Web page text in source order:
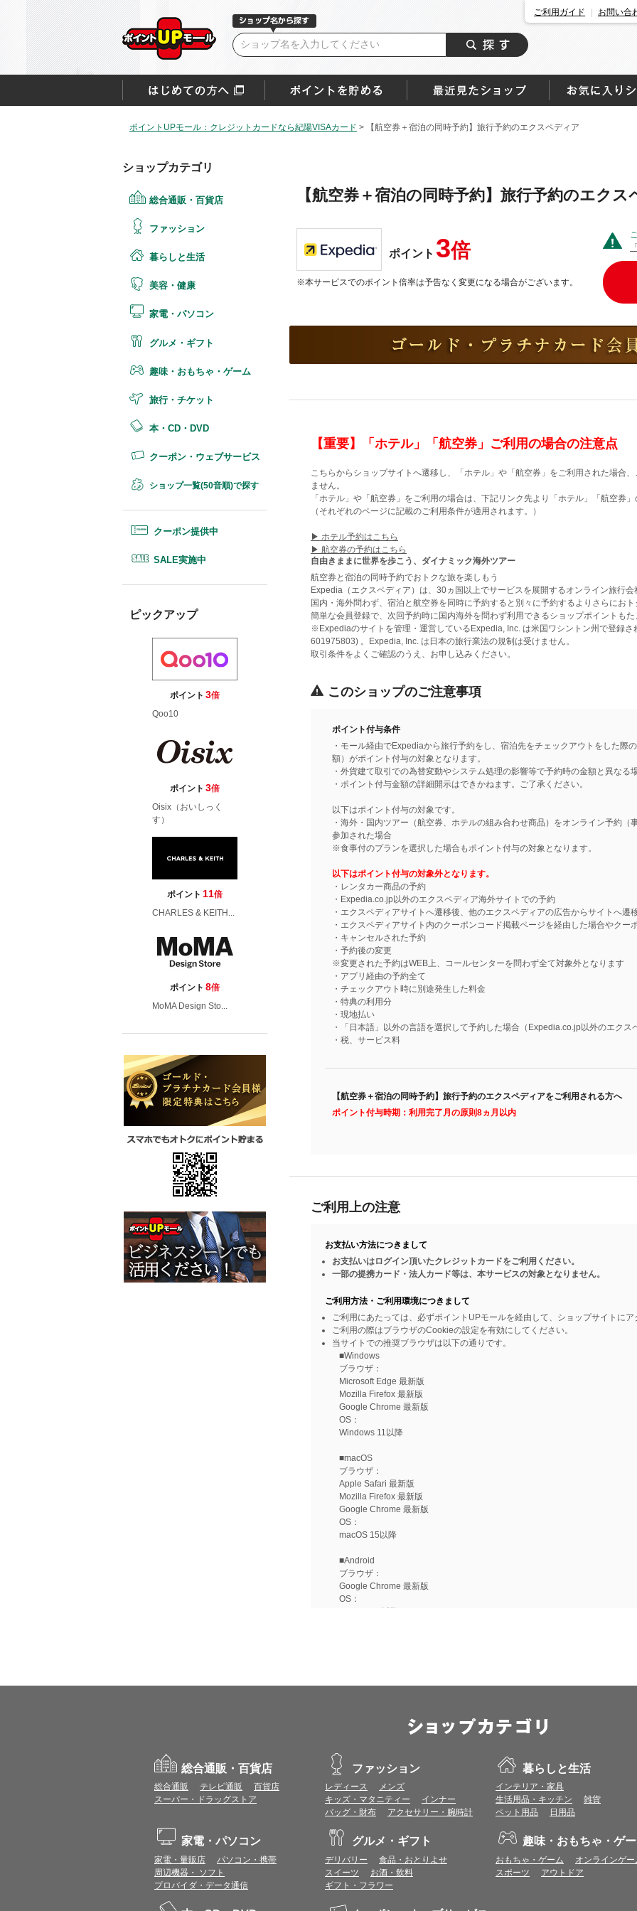
ご利用ガイド お問い合
ポイントUPモール：クレジットカードなら紀陽VISAカード > 【航空券＋宿泊の同時予約】旅行予約のエクスペディア
ショップカテゴリ
総合通販・百貨店
ファッション
暮らしと生活
美容・健康
家電・パソコン
グルメ・ギフト
趣味・おもちゃ・ゲーム
旅行・チケット
本・CD・DVD
クーポン・ウェブサービス
ショップ一覧(50音順)で探す
クーポン提供中
SALE実施中
ピックアップ
ポイント 3倍
Qoo10
ポイント 3倍
Oisix（おいしっく
す）
ポイント 11倍
CHARLES & KEITH...
ポイント 8倍
MoMA Design Sto...
【航空券＋宿泊の同時予約】旅行予約のエクス
ポイント 3倍
※本サービスでのポイント倍率は予告なく変更になる場合がございます。
【重要】「ホテル」「航空券」ご利用の場合の注意点
こちらからショップサイトへ遷移し、「ホテル」や「航空券」をご利用された場合
ません。
「ホテル」や「航空券」をご利用の場合は、下記リンク先より「ホテル」「航空券
（それぞれのページに記載のご利用条件が適用されます。）
▶ ホテル予約はこちら
▶ 航空券の予約はこちら
自由きままに世界を歩こう、ダイナミック海外ツアー
航空券と宿泊の同時予約でおトクな旅を楽しもう
Expedia（エクスペディア）は、30ヵ国以上でサービスを展開するオンライン旅行会
国内・海外問わず、宿泊と航空券を同時に予約すると別々に予約するよりさらにおト
簡単な会員登録で、次回予約時に国内海外を問わず利用できるショップポイントもた
※Expediaのサイトを管理・運営しているExpedia, Inc. は米国ワシントン州で登録
601975803) 。Expedia, Inc. は日本の旅行業法の規制は受けません。
取引条件をよくご確認のうえ、お申し込みください。
このショップのご注意事項
ポイント付与条件
・モール経由でExpediaから旅行予約をし、宿泊先をチェックアウトをした際
額）がポイント付与の対象となります。
・外貨建て取引での為替変動やシステム処理の影響等で予約時の金額と異なる
・ポイント付与金額の詳細開示はできかねます。ご了承ください。
以下はポイント付与の対象です。
・海外・国内ツアー（航空券、ホテルの組み合わせ商品）をオンライン予約（
参加された場合
※食事付のプランを選択した場合もポイント付与の対象となります。
以下はポイント付与の対象外となります。
・レンタカー商品の予約
・Expedia.co.jp以外のエクスペディア海外サイトでの予約
・エクスペディアサイトへ遷移後、他のエクスペディアの広告からサイトへ遷
・エクスペディアサイト内のクーポンコード掲載ページを経由した場合やクー
・キャンセルされた予約
・予約後の変更
※変更された予約はWEB上、コールセンターを問わず全て対象外となります
・アプリ経由の予約全て
・チェックアウト時に別途発生した料金
・特典の利用分
・現地払い
・「日本語」以外の言語を選択して予約した場合（Expedia.co.jp以外のエクス
・税、サービス料
【航空券＋宿泊の同時予約】旅行予約のエクスペディアをご利用される方へ
ポイント付与時期：利用完了月の原則8ヵ月以内
ご利用上の注意
お支払い方法につきまして
お支払いはログイン頂いたクレジットカードをご利用ください。
一部の提携カード・法人カード等は、本サービスの対象となりません。
ご利用方法・ご利用環境につきまして
ご利用にあたっては、必ずポイントUPモールを経由して、ショップサイトにア
ご利用の際はブラウザのCookieの設定を有効にしてください。
当サイトでの推奨ブラウザは以下の通りです。
■Windows
ブラウザ：
Microsoft Edge 最新版
Mozilla Firefox 最新版
Google Chrome 最新版
OS：
Windows 11以降
■macOS
ブラウザ：
Apple Safari 最新版
Mozilla Firefox 最新版
Google Chrome 最新版
OS：
macOS 15以降
■Android
ブラウザ：
Google Chrome 最新版
OS：
iOS 18以降
※上記環境範囲内であっても、ブラウザとOSの組み合わせにより、 一部表
※推奨以外のブラウザや、推奨以前のバージョンのブラウザをご利用の場合
すので、推奨ブラウザでのご利用をお願いいたします。
＜CookieやJavaScriptについて＞
本サービスではCookieとJavaScriptの機能を使用している為、Cookieと
ポイント付与につきまして
ワールドプレゼントのポイント通常1倍分に加え、上乗せとなる1〜19倍分のポ
ントとして付与いたします。
プレミアムポイント付与の対象は、商品代金のみ（税・送料等を除く）となりま
プレミアムポイントの付与予定時期は、カードご利用代金のご請求月と異なる
総合通販・百貨店
総合通販 テレビ通販
百貨店
スーパー・ドラッグストア
ファッション
レディース
メンズ
キッズ・マタニティー
インナー
バッグ・財布
アクセサリー・腕時計
暮らしと生活
インテリア・家具
生活用品・キッチン
雑貨
ペット用品
日用品
家電・パソコン
家電・量販店
パソコン・携帯
周辺機器・ ソフト
プロバイダ・データ通信
グルメ・ギフト
デリバリー
食品・おとりよせ
スイーツ
お酒・飲料
ギフト・フラワー
趣味・おもちゃ・ゲ
おもちゃ・ゲーム
オンラインゲー
スポーツ
アウトドア